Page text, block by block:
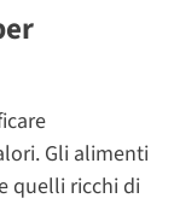
Gli alimenti
quelli ricchi di